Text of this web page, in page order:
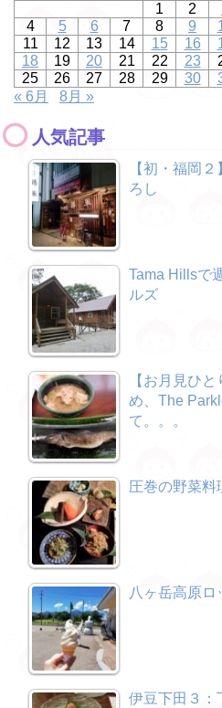
1
2
4
5 6 7 8 9
11
12 13 14 15 16
18
19 20 21 22 23
25
26 27 28 29 30
« 6月
8月 »
人気記事
【初・福岡
ろし
Tama Hillsで
ルズ
【お月見ひ
め、The
て。。。
圧巻の野菜料
八ヶ岳高原
伊豆下田３：